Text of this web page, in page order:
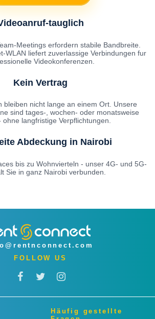
tauglich
Meetings erfordern stabile Bandbreite.
WLAN liefert zuverlassige Verbindungen fur
Videokonferenzen.
Kein Vertrag
bleiben nicht lange an einem Ort. Unsere
sind tages-, wochen- oder monatsweise
ohne langfristige Verpflichtungen.
Abdeckung in Nairobi
bis zu Wohnvierteln - unser 4G- und 5G-
Sie in ganz Nairobi verbunden.
FOLLOW US
Häufig gestellte